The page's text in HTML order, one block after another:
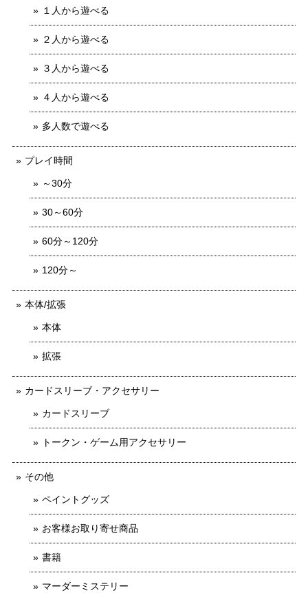
１人から遊べる
２人から遊べる
３人から遊べる
４人から遊べる
多人数で遊べる
プレイ時間
～30分
30～60分
60分～120分
120分～
本体/拡張
本体
拡張
カードスリーブ・アクセサリー
カードスリーブ
トークン・ゲーム用アクセサリー
その他
ペイントグッズ
お客様お取り寄せ商品
書籍
マーダーミステリー